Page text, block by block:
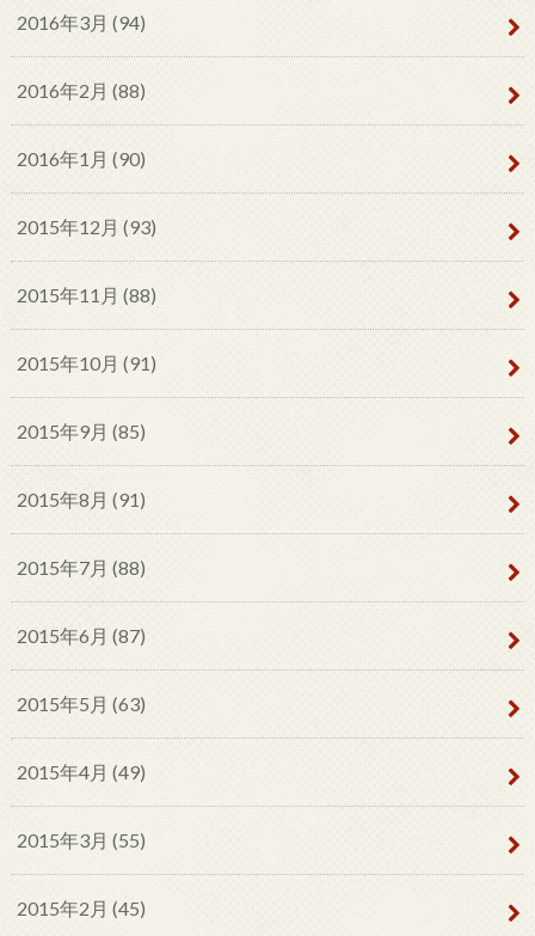
2016年3月 (94)
2016年2月 (88)
2016年1月 (90)
2015年12月 (93)
2015年11月 (88)
2015年10月 (91)
2015年9月 (85)
2015年8月 (91)
2015年7月 (88)
2015年6月 (87)
2015年5月 (63)
2015年4月 (49)
2015年3月 (55)
2015年2月 (45)